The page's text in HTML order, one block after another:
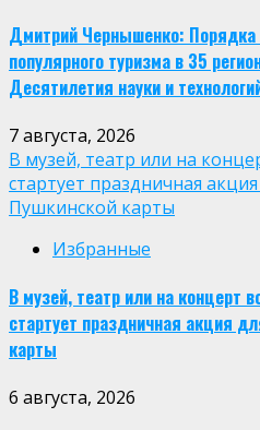
Дмитрий Чернышенко: Порядка
популярного туризма в 35
Десятилетия науки и
7 августа, 2026
В музей, театр или на
стартует праздничная
Пушкинской карты
Избранные
В музей, театр или на концерт
стартует праздничная акция
карты
6 августа, 2026